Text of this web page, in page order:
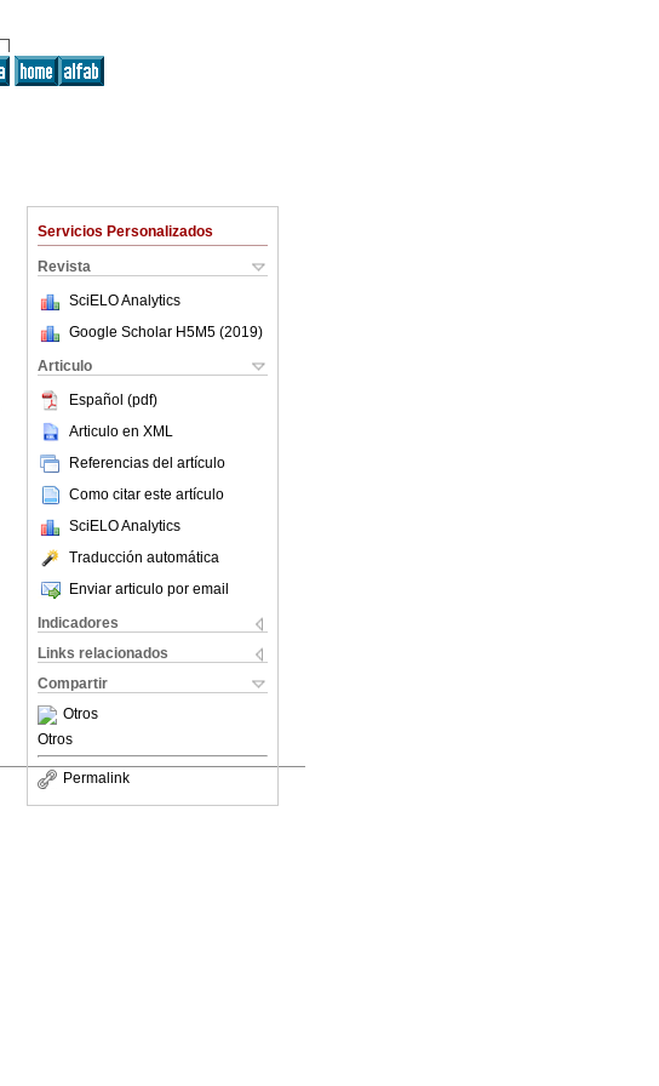
Servicios Personalizados
Revista
SciELO Analytics
Google Scholar H5M5 (2019)
Articulo
Español (pdf)
Articulo en XML
Referencias del artículo
Como citar este artículo
SciELO Analytics
Traducción automática
Enviar articulo por email
Indicadores
Links relacionados
Compartir
Otros
Otros
Permalink